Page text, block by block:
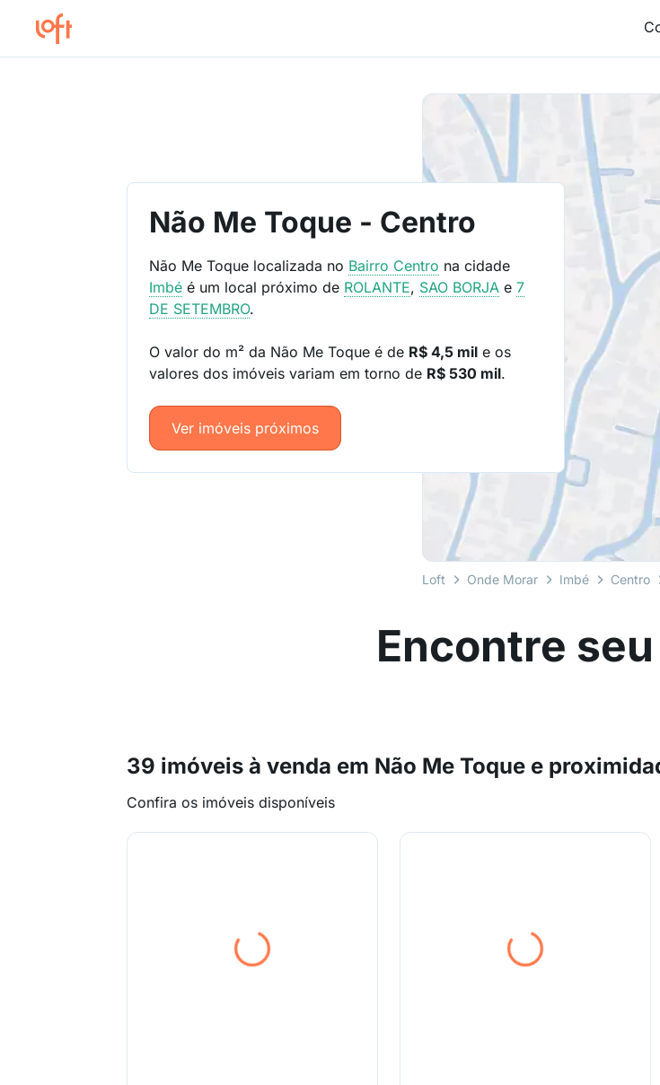
Loft Onde Morar Imbé Centro
Não Me Toque - Centro
Não Me Toque localizada no Bairro Centro na cidade
Imbé é um local próximo de ROLANTE, SAO BORJA e7
DE SETEMBRO.
O valor do m² da Não Me Toque é de R$ 4,5 mil e os
valores dos imóveis variam em torno de R$ 530 mil.
Ver imóveis próximos
Encontre
39 imóveis à venda em Não Me Toque e
Confira os imóveis disponíveis